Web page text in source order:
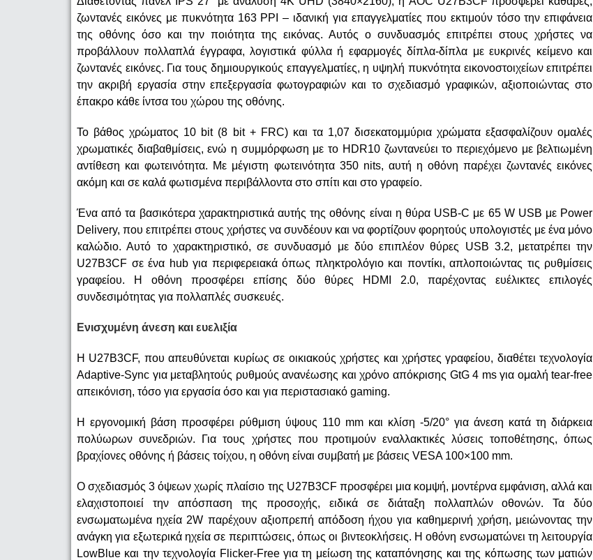
ζωντανές εικόνες με πυκνότητα 163 PPI – ιδανική για επαγγελματίες που εκτιμούν τόσο την επιφάνεια
της οθόνης όσο και την ποιότητα της εικόνας. Αυτός ο συνδυασμός επιτρέπει στους χρήστες να
προβάλλουν πολλαπλά έγγραφα, λογιστικά φύλλα ή εφαρμογές δίπλα-δίπλα με ευκρινές κείμενο και
ζωντανές εικόνες. Για τους δημιουργικούς επαγγελματίες, η υψηλή πυκνότητα εικονοστοιχείων επιτρέπει
την ακριβή εργασία στην επεξεργασία φωτογραφιών και το σχεδιασμό γραφικών, αξιοποιώντας στο
έπακρο κάθε ίντσα του χώρου της οθόνης.
Το βάθος χρώματος 10 bit (8 bit + FRC) και τα 1,07 δισεκατομμύρια χρώματα εξασφαλίζουν ομαλές
χρωματικές διαβαθμίσεις, ενώ η συμμόρφωση με το HDR10 ζωντανεύει το περιεχόμενο με βελτιωμένη
αντίθεση και φωτεινότητα. Με μέγιστη φωτεινότητα 350 nits, αυτή η οθόνη παρέχει ζωντανές εικόνες
ακόμη και σε καλά φωτισμένα περιβάλλοντα στο σπίτι και στο γραφείο.
Ένα από τα βασικότερα χαρακτηριστικά αυτής της οθόνης είναι η θύρα USB-C με 65 W USB με Power
Delivery, που επιτρέπει στους χρήστες να συνδέουν και να φορτίζουν φορητούς υπολογιστές με ένα μόνο
καλώδιο. Αυτό το χαρακτηριστικό, σε συνδυασμό με δύο επιπλέον θύρες USB 3.2, μετατρέπει την
U27B3CF σε ένα hub για περιφερειακά όπως πληκτρολόγιο και ποντίκι, απλοποιώντας τις ρυθμίσεις
γραφείου. Η οθόνη προσφέρει επίσης δύο θύρες HDMI 2.0, παρέχοντας ευέλικτες επιλογές
συνδεσιμότητας για πολλαπλές συσκευές.
Ενισχυμένη άνεση και ευελιξία
Η U27B3CF, που απευθύνεται κυρίως σε οικιακούς χρήστες και χρήστες γραφείου, διαθέτει τεχνολογία
Adaptive-Sync για μεταβλητούς ρυθμούς ανανέωσης και χρόνο απόκρισης GtG 4 ms για ομαλή tear-free
απεικόνιση, τόσο για εργασία όσο και για περιστασιακό gaming.
Η εργονομική βάση προσφέρει ρύθμιση ύψους 110 mm και κλίση -5/20° για άνεση κατά τη διάρκεια
πολύωρων συνεδριών. Για τους χρήστες που προτιμούν εναλλακτικές λύσεις τοποθέτησης, όπως
βραχίονες οθόνης ή βάσεις τοίχου, η οθόνη είναι συμβατή με βάσεις VESA 100×100 mm.
Ο σχεδιασμός 3 όψεων χωρίς πλαίσιο της U27B3CF προσφέρει μια κομψή, μοντέρνα εμφάνιση, αλλά και
ελαχιστοποιεί την απόσπαση της προσοχής, ειδικά σε διάταξη πολλαπλών οθονών. Τα δύο
ενσωματωμένα ηχεία 2W παρέχουν αξιοπρεπή απόδοση ήχου για καθημερινή χρήση, μειώνοντας την
ανάγκη για εξωτερικά ηχεία σε περιπτώσεις, όπως οι βιντεοκλήσεις. Η οθόνη ενσωματώνει τη λειτουργία
LowBlue και την τεχνολογία Flicker-Free για τη μείωση της καταπόνησης και της κόπωσης των ματιών